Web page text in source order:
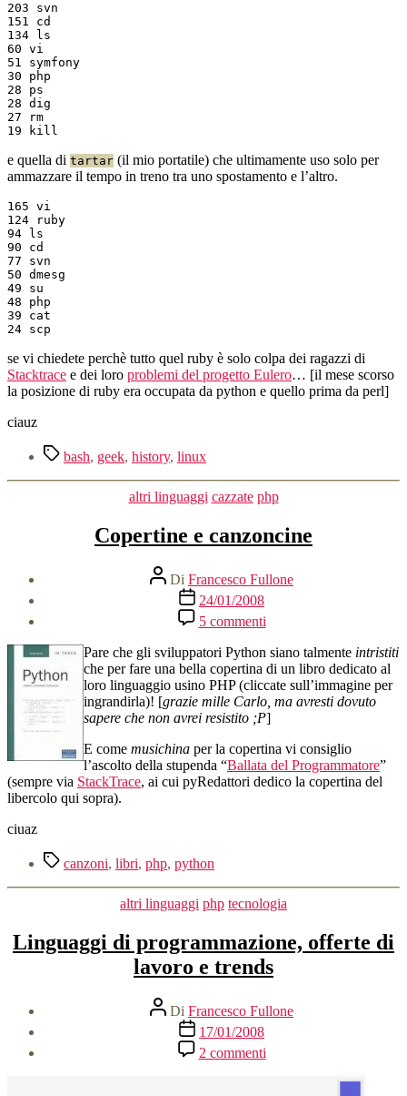
203 svn
151 cd
134 ls
60 vi
51 symfony
30 php
28 ps
28 dig
27 rm
e quella di tartar (il mio portatile) che ultimamente uso solo per
ammazzare il tempo in treno tra uno spostamento e l’altro.
165 vi
124 ruby
94 ls
90 cd
77 svn
50 dmesg
49 su
48 php
39 cat
se vi chiedete perchè tutto quel ruby è solo colpa dei ragazzi di
Stacktrace e dei loro problemi del progetto Eulero… [il mese scorso
la posizione di ruby era occupata da python e quello prima da perl]
ciauz
Tagbash, geek, history, linux
Categorie
altri linguaggi cazzate php
Copertine e canzoncine
Autore
articolo
Di Francesco Fullone
Data
dell'articolo
24/01/2008
5 commentisu
Copertine
e
canzoncine
Pare che gli sviluppatori Python siano talmente intristiti
che per fare una bella copertina di un libro dedicato al
loro linguaggio usino PHP (cliccate sull’immagine per
ingrandirla)! [grazie mille Carlo, ma avresti dovuto
sapere che non avrei resistito ;P]
E come musichina per la copertina vi consiglio
l’ascolto della stupenda “Ballata del Programmatore”
(sempre via StackTrace, ai cui pyRedattori dedico la copertina del
libercolo qui sopra).
ciuaz
Tag canzoni, libri, php, python
Categorie
altri linguaggi php tecnologia
Linguaggi di programmazione, offerte di
lavoro e trends
Autore
articolo
Di Francesco Fullone
Data
dell'articolo
17/01/2008
2 commentisu
Linguaggi